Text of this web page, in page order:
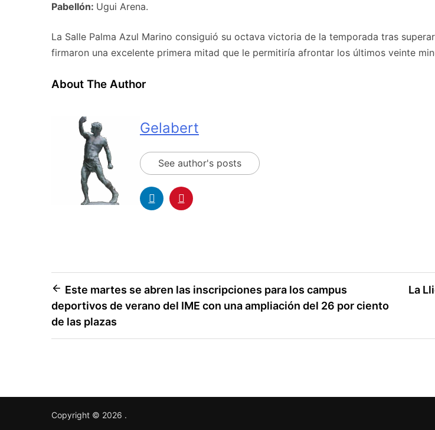
Pabellón: Ugui Arena.
La Salle Palma Azul Marino consiguió su octava victoria de la temporada tras
firmaron una excelente primera mitad que le permitiría afrontar los últimos veinte
About The Author
Gelabert
See author's posts
Este martes se abren las inscripciones para los campus
deportivos de verano del IME con una ampliación del 26 por ciento
de las plazas
La
Copyright © 2026 .